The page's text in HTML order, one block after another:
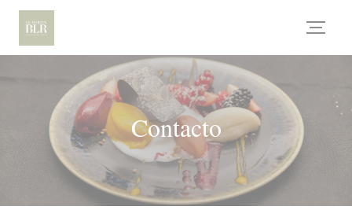
Personalización de sus opciones de cookies
Contacto